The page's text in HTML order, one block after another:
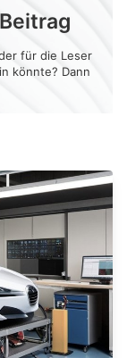
für die Leser
könnte? Dann